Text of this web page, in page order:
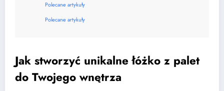
Polecane artykuły
Polecane artykuły
Jak stworzyć unikalne łóżko z palet
do Twojego wnętrza